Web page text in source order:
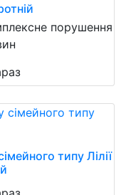
порушення
типу Лілії